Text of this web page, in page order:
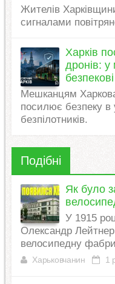
Жителів
сигналами
Харків
дронів: у
Мешканцям
посилює безпеку в
безпілотників.
Подібні
Як було
У 1915
Олександр
велосипедну
Харьковчанин 1